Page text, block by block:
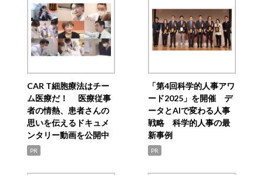
CAR T細胞療法はチー
ム医療だ！ 医療従事
者の情熱、患者さんの
思いを伝えるドキュメ
ンタリー動画を公開中
PR
「第4回科学的人事アワ
ード2025」を開催 デ
ータとAIで変わる人事
戦略 科学的人事の最
新事例
PR